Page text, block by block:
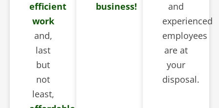
efficient
work
and,
last
but
not
least,
business!
and
experienced
employees
are at
your
disposal.